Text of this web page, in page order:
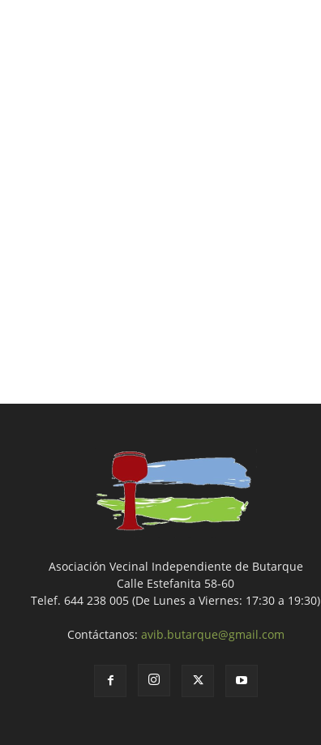
Asociación Vecinal Independiente de Butarque
Calle Estefanita 58-60
Telef. 644 238 005 (De Lunes a Viernes: 17:30 a 19:30)
Contáctanos: avib.butarque@gmail.com